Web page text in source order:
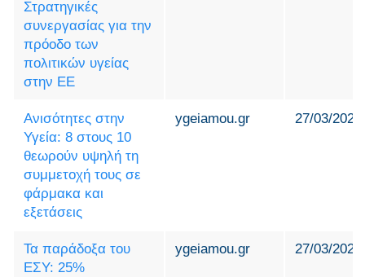
Στρατηγικές
συνεργασίας για την
πρόοδο των
πολιτικών υγείας
στην ΕΕ
Ανισότητες στην
Υγεία: 8 στους 10
θεωρούν υψηλή τη
συμμετοχή τους σε
φάρμακα και
εξετάσεις
ygeiamou.gr 27/03/2025
Τα παράδοξα του
ΕΣΥ: 25%
ygeiamou.gr 27/03/2025